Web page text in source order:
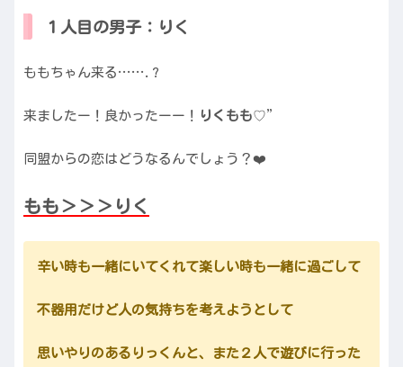
１人目の男子：りく
ももちゃん来る…….?
来ましたー！良かったーー！ りくもも♡”
同盟からの恋はどうなるんでしょう？❤️
もも＞＞＞りく
辛い時も一緒にいてくれて楽しい時も一緒に過ごして
不器用だけど人の気持ちを考えようとして
思いやりのあるりっくんと、また２人で遊びに行った